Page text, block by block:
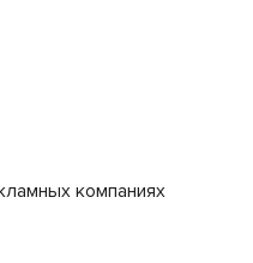
компаниях